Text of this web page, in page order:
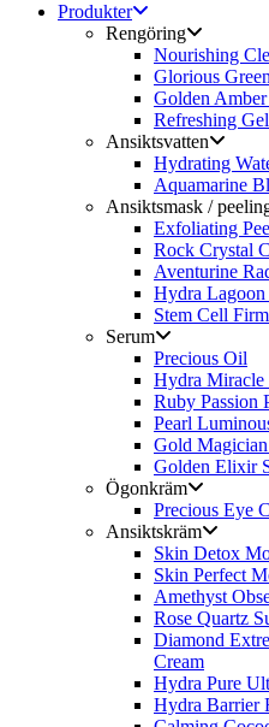
Produkter
Rengöring
Nourishing
Glorious
Golden
Refreshing
Ansiktsvatten
Hydrating
Aquamarine
Ansiktsmask /
Exfoliating
Rock Crystal
Aventurine
Hydra
Stem Cell
Serum
Precious Oil
Hydra Miracle
Ruby Passion
Pearl
Gold
Golden Elixir
Ögonkräm
Precious Eye
Ansiktskräm
Skin Detox
Skin Perfect
Amethyst
Rose Quartz
Diamond
Cream
Hydra Pure
Hydra Barrier